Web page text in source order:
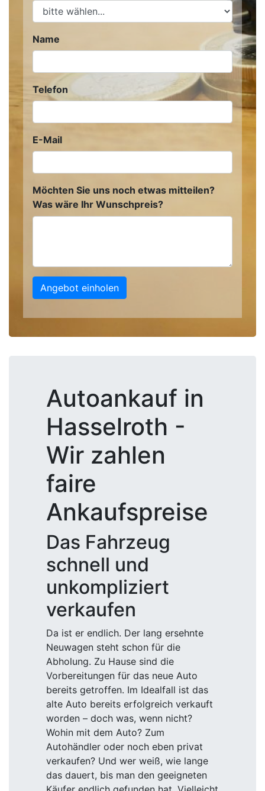
Name
Telefon
E-Mail
Möchten Sie uns noch etwas mitteilen?
Was wäre Ihr Wunschpreis?
Angebot einholen
Autoankauf in
Hasselroth -
Wir zahlen
faire
Ankaufspreise
Das Fahrzeug
schnell und
unkompliziert
verkaufen
Da ist er endlich. Der lang ersehnte
Neuwagen steht schon für die
Abholung. Zu Hause sind die
Vorbereitungen für das neue Auto
bereits getroffen. Im Idealfall ist das
alte Auto bereits erfolgreich verkauft
worden – doch was, wenn nicht?
Wohin mit dem Auto? Zum
Autohändler oder noch eben privat
verkaufen? Und wer weiß, wie lange
das dauert, bis man den geeigneten